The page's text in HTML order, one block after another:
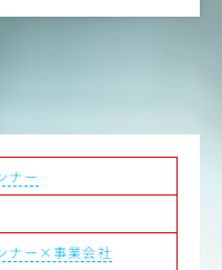
わせた報告書等の原稿
取りが中心。お客様か
、制作部門へ原稿手配
携し、スケジュールや
や納期調整も顧客の信
ナー
ナー×事業会社